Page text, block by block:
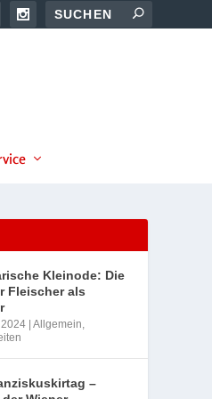
Kleinode: Die
Fleischer als
Allgemein,
–